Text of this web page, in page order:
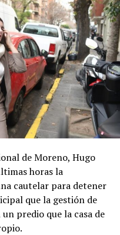
de Moreno, Hugo
horas la
cautelar para detener
que la gestión de
predio que la casa de